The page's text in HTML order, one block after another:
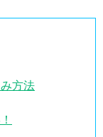
方法